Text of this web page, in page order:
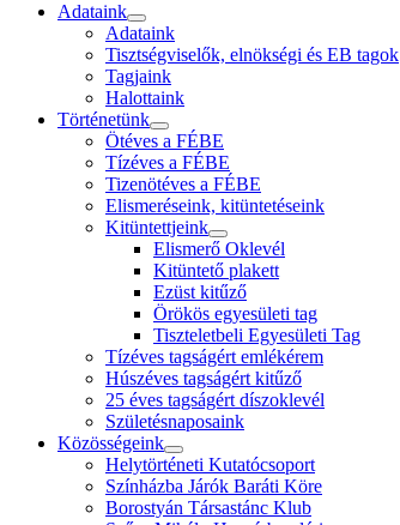
Adataink
Adataink
Tisztségviselők, elnökségi és EB tagok
Tagjaink
Halottaink
Történetünk
Ötéves a FÉBE
Tízéves a FÉBE
Tizenötéves a FÉBE
Elismeréseink, kitüntetéseink
Kitüntettjeink
Elismerő Oklevél
Kitüntető plakett
Ezüst kitűző
Örökös egyesületi tag
Tiszteletbeli Egyesületi Tag
Tízéves tagságért emlékérem
Húszéves tagságért kitűző
25 éves tagságért díszoklevél
Születésnaposaink
Közösségeink
Helytörténeti Kutatócsoport
Színházba Járók Baráti Köre
Borostyán Társastánc Klub